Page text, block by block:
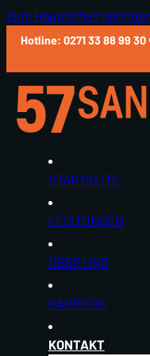
Zum Hauptinhalt
Hotline: 0271 33 88 99 30
STARTSEITE
LEISTUNGEN
ÜBER UNS
KARRIERE
KONTAKT